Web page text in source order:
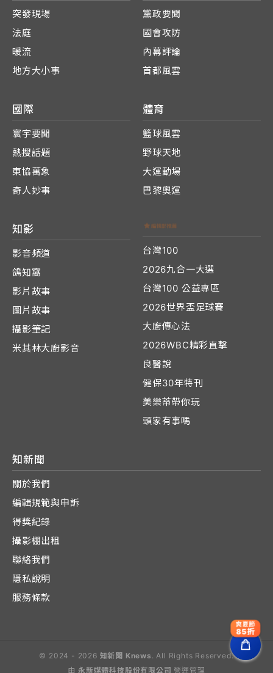
突發現場
法庭
暖流
地方大小事
黨政要聞
國會攻防
內幕評論
首都風雲
國際
寰宇要聞
熱搜話題
東協萬象
奇人妙事
體育
籃球風雲
野球天地
大運動場
巴黎奧運
知影
影音頻道
鴿知窩
影片故事
圖片故事
攝影筆記
米其林大廚影音
台灣100
2026九合一大選
台灣100 公益專區
2026世界盃足球賽
大廚傳心法
2026WBC精彩直擊
良醫說
健保30年特刊
美樂蒂帶你玩
頭家有事嗎
知新聞
關於我們
編輯規範與申訴
得獎紀錄
攝影棚出租
聯絡我們
隱私說明
服務條款
© 2024 - 2026 知新聞 Knews . All Rights Reserved.
由 永新媒體科技股份有限公司 營運管理
爽夏節
85折